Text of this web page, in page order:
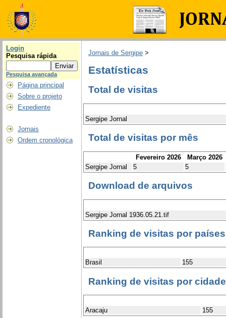
Login
Pesquisa rápida
Pesquisa avançada
Página principal
Sobre o projeto
Expediente
Jornais
Ordem cronológica
Jornais de Sergipe >
Estatísticas
Total de visitas
Sergipe Jornal
Total de visitas por mês
Fevereiro 2026
Março 2026
Sergipe Jornal
5 5
Download de arquivos
Sergipe Jornal 1936.05.21.tif
Ranking de visitas por países
Brasil 155
Ranking de visitas por
Aracaju 155